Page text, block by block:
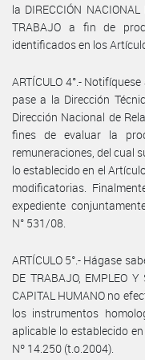
la DIRECCIÓN NACIONAL
TRABAJO a fin de
identificados en los
ARTÍCULO 4°.-
pase a la Dirección
Dirección Nacional de
fines de evaluar la
remuneraciones, del cual
lo establecido en el
modificatorias.
expediente
N° 531/08.
ARTÍCULO 5°.- Hágase
DE TRABAJO, EMPLEO Y
CAPITAL HUMANO no
los instrumentos
aplicable lo establecido
Nº 14.250 (t.o.2004).